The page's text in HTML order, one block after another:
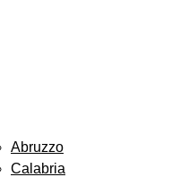
Abruzzo
Calabria